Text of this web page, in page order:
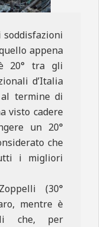
soddisfazioni
appena
è 20° tra gli
d’Italia
termine di
visto cadere
un 20°
che
i migliori
(30°
mentre è
che, per